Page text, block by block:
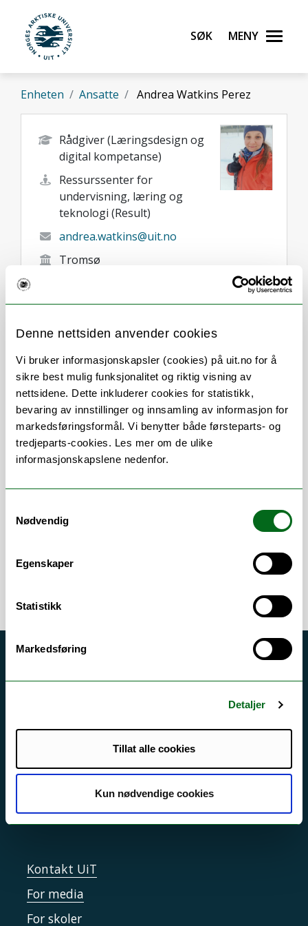
Denne nettsiden anvender cookies
Vi bruker informasjonskapsler (cookies) på uit.no for å
sikre best mulig funksjonalitet og riktig visning av
nettsidene. Dette inkluderer cookies for statistikk,
bevaring av innstillinger og innsamling av informasjon for
markedsføringsformål. Vi benytter både førsteparts- og
tredjeparts-cookies. Les mer om de ulike
informasjonskapslene nedenfor.
Nødvendig
Egenskaper
Statistikk
Markedsføring
Detaljer
Tillat alle cookies
Kun nødvendige cookies
Gå til hovedinnhold
UiT Norges arktiske universitet
Søk Meny
Enheten Ansatte Andrea Watkins Perez
Rådgiver (Læringsdesign og
digital kompetanse)
Ressurssenter for
undervisning, læring og
teknologi (Result)
andrea.watkins@uit.no
Tromsø
Om
Forskning og undervisning
Her finner du meg
Vitenskapelige
arbeidsområder
Informasjonskapsler
Tilgjengelighetserklæring
Kontakt UiT
For media
For skoler